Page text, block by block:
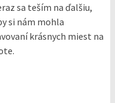
sa teším na ďalšiu,
si nám mohla
krásnych miest na